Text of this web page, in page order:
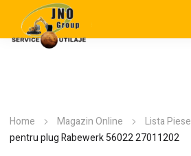
Home Magazin Online Lista Piese
pentru plug Rabewerk 56022 27011202